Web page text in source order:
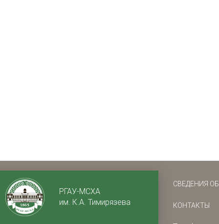
РГАУ-МСХА
им. К.А. Тимирязева
СВЕДЕНИЯ
КОНТАКТЫ